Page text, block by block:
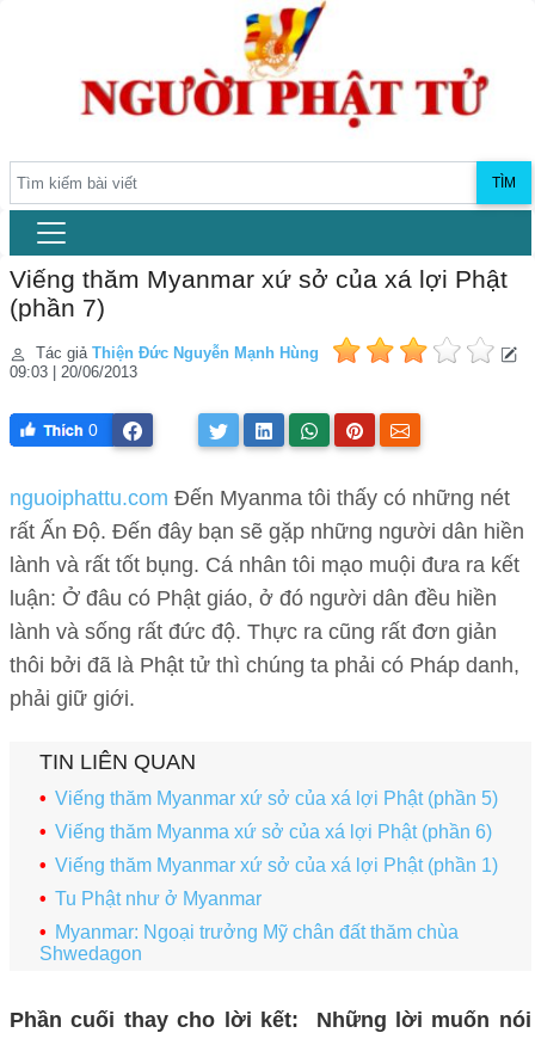
TÌM
Viếng thăm Myanmar xứ sở của xá lợi Phật
(phần 7)
Tác giả Thiện Đức Nguyễn Mạnh Hùng
09:03 | 20/06/2013
0
nguoiphattu.com Đến Myanma tôi thấy có những nét
rất Ấn Độ. Đến đây bạn sẽ gặp những người dân hiền
lành và rất tốt bụng. Cá nhân tôi mạo muội đưa ra kết
luận: Ở đâu có Phật giáo, ở đó người dân đều hiền
lành và sống rất đức độ. Thực ra cũng rất đơn giản
thôi bởi đã là Phật tử thì chúng ta phải có Pháp danh,
phải giữ giới.
TIN LIÊN QUAN
Viếng thăm Myanmar xứ sở của xá lợi Phật (phần 5)
Viếng thăm Myanma xứ sở của xá lợi Phật (phần 6)
Viếng thăm Myanmar xứ sở của xá lợi Phật (phần 1)
Tu Phật như ở Myanmar
Myanmar: Ngoại trưởng Mỹ chân đất thăm chùa
Shwedagon
Phần cuối thay cho lời kết: Những lời muốn nói